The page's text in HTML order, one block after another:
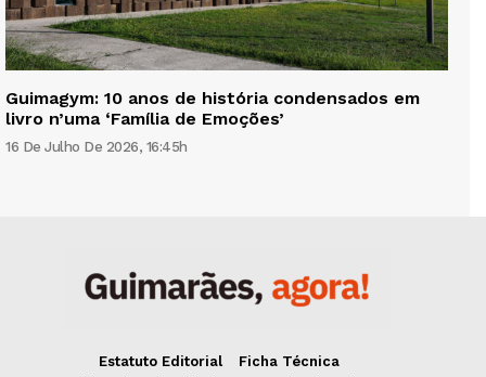
Guimagym: 10 anos de história condensados em
livro n’uma ‘Família de Emoções’
16 De Julho De 2026, 16:45h
Estatuto Editorial
Ficha Técnica